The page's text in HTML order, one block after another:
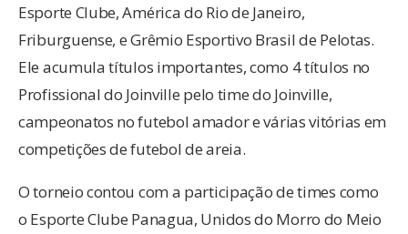
Esporte Clube, América do Rio de Janeiro,
Friburguense, e Grêmio Esportivo Brasil de Pelotas.
Ele acumula títulos importantes, como 4 títulos no
Profissional do Joinville pelo time do Joinville,
campeonatos no futebol amador e várias vitórias em
competições de futebol de areia.
O torneio contou com a participação de times como
o Esporte Clube Panagua, Unidos do Morro do Meio